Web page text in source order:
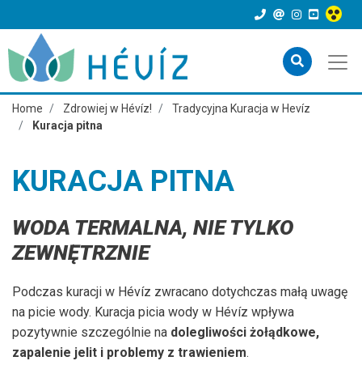
Home Zdrowiej w Hévíz!
Tradycyjna Kuracja w Hevíz
Kuracja pitna
KURACJA PITNA
WODA TERMALNA, NIE TYLKO
ZEWNĘTRZNIE
Podczas kuracji w Hévíz zwracano dotychczas małą uwagę
na picie wody. Kuracja picia wody w Hévíz wpływa
pozytywnie szczególnie na dolegliwości żołądkowe,
zapalenie jelit i problemy z trawieniem.